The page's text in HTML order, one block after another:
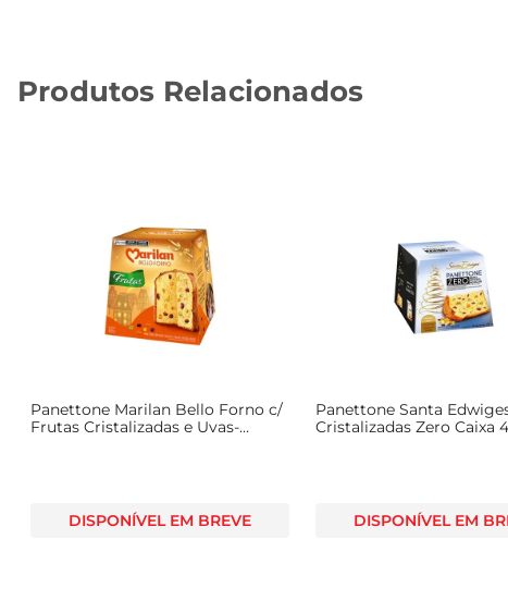
O Panettone Santa Edwiges Choc Zero vem em uma
familiares ou para saborear sozinho. Sua composição
Produtos Relacionados
Panettone Marilan Bello Forno c/
Frutas Cristalizadas e Uvas-
DISPONÍVEL EM BREVE
Panettone Santa
Cristalizadas Zero Caixa
DISPONÍVEL EM